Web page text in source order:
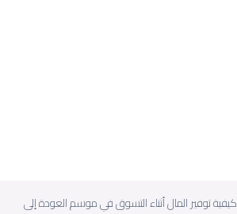
كيفية توفير المال أثناء التسوق في موسم العودة إلى